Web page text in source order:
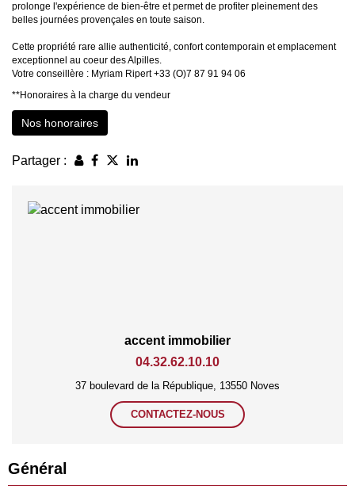
prolonge l'expérience de bien-être et permet de profiter pleinement des
belles journées provençales en toute saison.
Cette propriété rare allie authenticité, confort contemporain et emplacement
exceptionnel au coeur des Alpilles.
Votre conseillère : Myriam Ripert +33 (O)7 87 91 94 06
**Honoraires à la charge du vendeur
Nos honoraires
Partager :
accent immobilier
04.32.62.10.10
37 boulevard de la République, 13550 Noves
CONTACTEZ-NOUS
Général